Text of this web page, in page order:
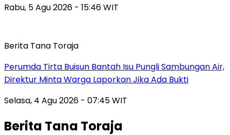
Rabu, 5 Agu 2026 - 15:46 WIT
Berita Tana Toraja
Perumda Tirta Buisun Bantah Isu Pungli Sambungan Air,
Direktur Minta Warga Laporkan Jika Ada Bukti
Selasa, 4 Agu 2026 - 07:45 WIT
Berita Tana Toraja